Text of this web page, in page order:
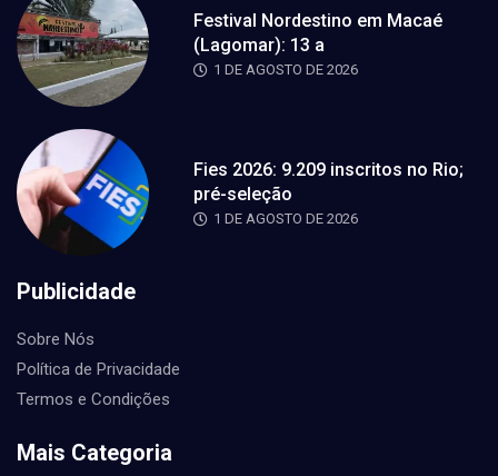
Festival Nordestino em Macaé
(Lagomar): 13 a
1 DE AGOSTO DE 2026
Fies 2026: 9.209 inscritos no Rio;
pré-seleção
1 DE AGOSTO DE 2026
Publicidade
Sobre Nós
Política de Privacidade
Termos e Condições
Mais Categoria